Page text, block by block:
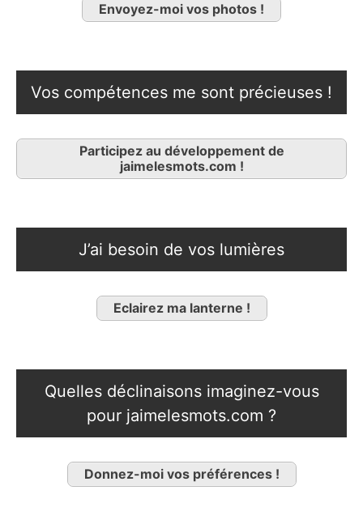
Envoyez-moi vos photos !
Vos compétences me sont précieuses !
Participez au développement de
jaimelesmots.com !
J’ai besoin de vos lumières
Eclairez ma lanterne !
Quelles déclinaisons imaginez-vous
pour jaimelesmots.com ?
Donnez-moi vos préférences !